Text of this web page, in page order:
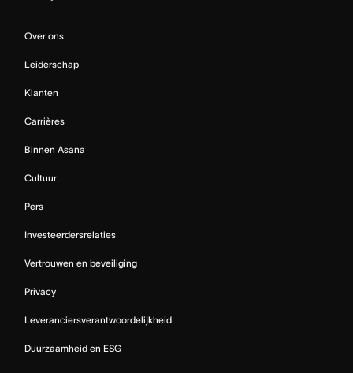
Over ons
Leiderschap
Klanten
Carrières
Binnen Asana
Cultuur
Pers
Investeerdersrelaties
Vertrouwen en beveiliging
Privacy
Leveranciersverantwoordelijkheid
Duurzaamheid en ESG